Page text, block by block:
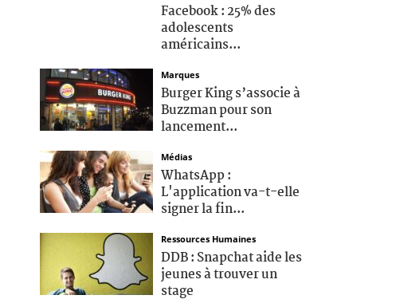
Facebook : 25% des
adolescents
américains...
Marques
Burger King s’associe à
Buzzman pour son
lancement...
Médias
WhatsApp :
L'application va-t-elle
signer la fin...
Ressources Humaines
DDB : Snapchat aide les
jeunes à trouver un
stage